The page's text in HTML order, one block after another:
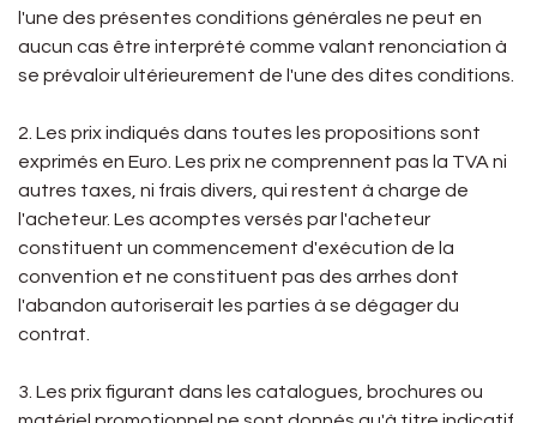
l'une des présentes conditions générales ne peut en
aucun cas être interprété comme valant renonciation à
se prévaloir ultérieurement de l'une des dites conditions.
2. Les prix indiqués dans toutes les propositions sont
exprimés en Euro. Les prix ne comprennent pas la TVA ni
autres taxes, ni frais divers, qui restent à charge de
l'acheteur. Les acomptes versés par l'acheteur
constituent un commencement d'exécution de la
convention et ne constituent pas des arrhes dont
l'abandon autoriserait les parties à se dégager du
contrat.
3. Les prix figurant dans les catalogues, brochures ou